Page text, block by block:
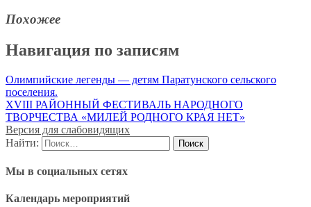
Похожее
Навигация по записям
Олимпийские легенды — детям Паратунского сельского
поселения.
XVIII РАЙОННЫЙ ФЕСТИВАЛЬ НАРОДНОГО
ТВОРЧЕСТВА «МИЛЕЙ РОДНОГО КРАЯ НЕТ»
Версия для слабовидящих
Найти:
Мы в социальных сетях
Календарь мероприятий